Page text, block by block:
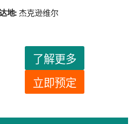
了解更多
立即预定
地: 杰克逊维尔